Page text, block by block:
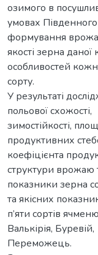
озимого в
умовах
формування
якості зерна
особливостей
сорту.
У результаті
польової схожості,
зимостійкості,
продуктивних
коефіцієнта
структури врожаю
показники зерна
та якісних
п’яти сортів
Валькірія, Буревій,
Переможець.